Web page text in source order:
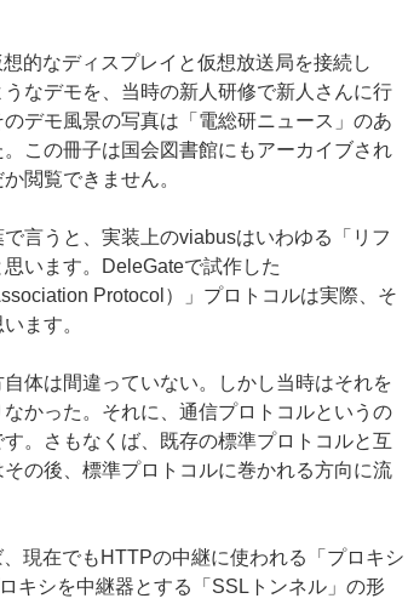
的なディスプレイと仮想放送局を接続し
なデモを、当時の新人研修で新人さんに行
デモ風景の写真は「電総研ニュース」のあ
この冊子は国会図書館にもアーカイブされ
閲覧できません。
言うと、実装上のviabusはいわゆる「リフ
います。DeleGateで試作した
Protocol）」プロトコルは実際、そ
ます。
体は間違っていない。しかし当時はそれを
かった。それに、通信プロトコルというの
。さもなくば、既存の標準プロトコルと互
の後、標準プロトコルに巻かれる方向に流
現在でもHTTPの中継に使われる「プロキシ
キシを中継器とする「SSLトンネル」の形